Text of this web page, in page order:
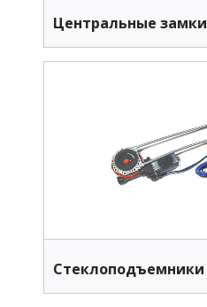
Центральные замки
Стеклоподъемники